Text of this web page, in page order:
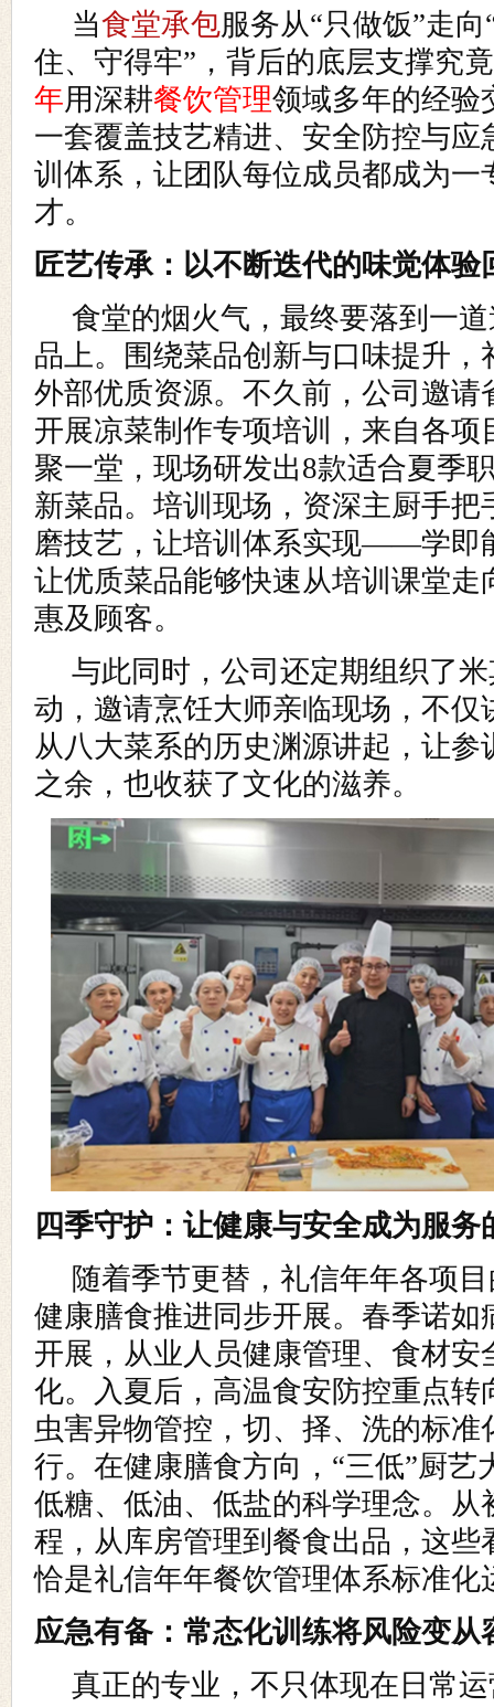
当食堂承包服务从“只做饭”走
住、守得牢”，背后的底层支撑究
年用深耕餐饮管理领域多年的经验
一套覆盖技艺精进、安全防控与应
训体系，让团队每位成员都成为一
才。
匠艺传承：以不断迭代的味觉体验
食堂的烟火气，最终要落到一道
品上。围绕菜品创新与口味提升，
外部优质资源。不久前，公司邀请
开展凉菜制作专项培训，来自各项
聚一堂，现场研发出8款适合夏季
新菜品。培训现场，资深主厨手把
磨技艺，让培训体系实现——学即
让优质菜品能够快速从培训课堂走
惠及顾客。
与此同时，公司还定期组织了米
动，邀请烹饪大师亲临现场，不仅
从八大菜系的历史渊源讲起，让参
之余，也收获了文化的滋养。
四季守护：让健康与安全成为服务
随着季节更替，礼信年年各项目
健康膳食推进同步开展。春季诺如
开展，从业人员健康管理、食材安
化。入夏后，高温食安防控重点转
虫害异物管控，切、择、洗的标准
行。在健康膳食方向，“三低”厨艺
低糖、低油、低盐的科学理念。从
程，从库房管理到餐食出品，这些
恰是礼信年年餐饮管理体系标准化
应急有备：常态化训练将风险变从
真正的专业，不只体现在日常运